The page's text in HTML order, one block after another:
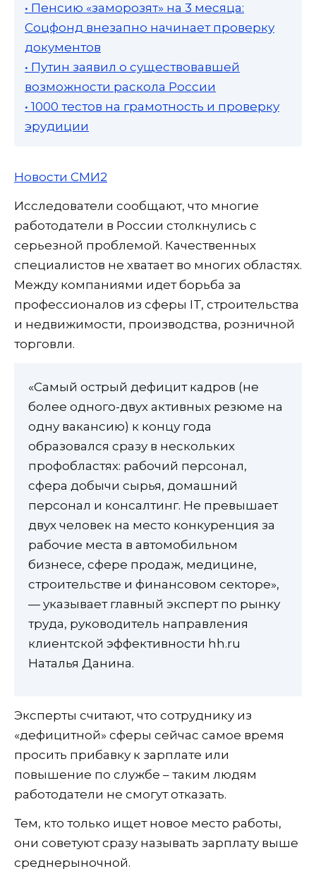
• Пенсию «заморозят» на 3 месяца:
Соцфонд внезапно начинает проверку
документов
• Путин заявил о существовавшей
возможности раскола России
• 1000 тестов на грамотность и проверку
эрудиции
Новости СМИ2
Исследователи сообщают, что многие
работодатели в России столкнулись с
серьезной проблемой. Качественных
специалистов не хватает во многих областях.
Между компаниями идет борьба за
профессионалов из сферы IT, строительства
и недвижимости, производства, розничной
торговли.
«Самый острый дефицит кадров (не
более одного-двух активных резюме на
одну вакансию) к концу года
образовался сразу в нескольких
профобластях: рабочий персонал,
сфера добычи сырья, домашний
персонал и консалтинг. Не превышает
двух человек на место конкуренция за
рабочие места в автомобильном
бизнесе, сфере продаж, медицине,
строительстве и финансовом секторе»,
— указывает главный эксперт по рынку
труда, руководитель направления
клиентской эффективности hh.ru
Наталья Данина.
Эксперты считают, что сотруднику из
«дефицитной» сферы сейчас самое время
просить прибавку к зарплате или
повышение по службе – таким людям
работодатели не смогут отказать.
Тем, кто только ищет новое место работы,
они советуют сразу называть зарплату выше
среднерыночной.